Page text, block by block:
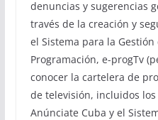
denuncias y sugerencias
través de la creación y
el Sistema para la
Programación, e-progTv
conocer la cartelera de
de televisión, incluidos
Anúnciate Cuba y el